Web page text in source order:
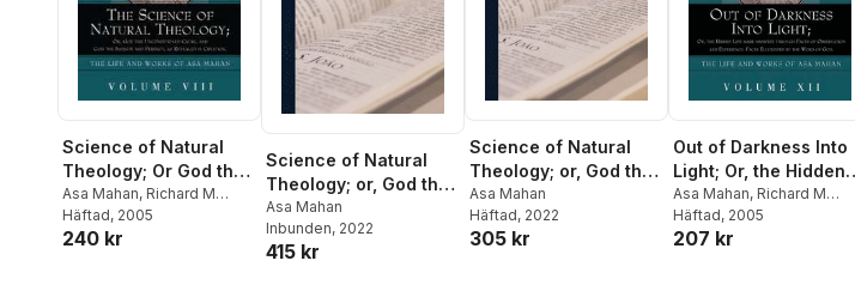
Science of Natural
Theology; Or God the
Unconditioned Cause,
and God the Infinite
and Perfect as
Asa Mahan, Richard M
Friedrich
Häftad, 2005
240 kr
Science of Natural
Theology; or, God the
Unconditioned Cause,
and God the Infinite
and Perfect as
Asa Mahan
Inbunden, 2022
415 kr
Science of Natural
Theology; or, God the
Unconditioned Cause,
and God the Infinite
and Perfect as
Asa Mahan
Häftad, 2022
305 kr
Out of Darkness Into
Light; Or, the Hidden
Life Made Manifest
Through Facts of
Observation and
Asa Mahan, Richard M
Friedrich
Häftad, 2005
207 kr